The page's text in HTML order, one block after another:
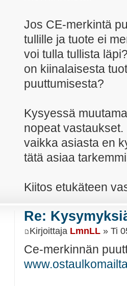
Jos CE-merkintä
tullille ja tuote ei
voi tulla tullista
on kiinalaisesta
puuttumisesta?
Kysyessä
nopeat
vaikka asiasta en
tätä asiaa
Kiitos etukäteen
Re:
Kirjoittaja LmnLL» Ti
Ce-merkinnän